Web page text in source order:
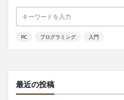
PC プログラミング 入門
最近の投稿